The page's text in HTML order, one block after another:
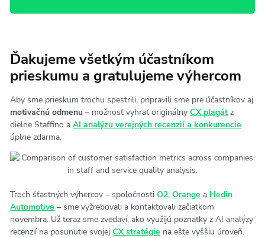
Ďakujeme všetkým účastníkom
prieskumu a gratulujeme výhercom
Aby sme prieskum trochu spestrili, pripravili sme pre účastníkov aj
motivačnú odmenu – možnosť vyhrať originálnyCX plagát z
dielne Staffino aAI analýzu verejných recenzií a konkurencie
úplne zdarma.
Troch šťastných výhercov – spoločnostiO2,Orange a Hedin
Automotive – sme vyžrebovali a kontaktovali začiatkom
novembra. Už teraz sme zvedaví, ako využijú poznatky z AI analýzy
recenzií na posunutie svojejCX stratégie na ešte vyššiu úroveň.